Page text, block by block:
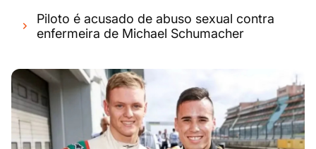
Piloto é acusado de abuso sexual contra
enfermeira de Michael Schumacher